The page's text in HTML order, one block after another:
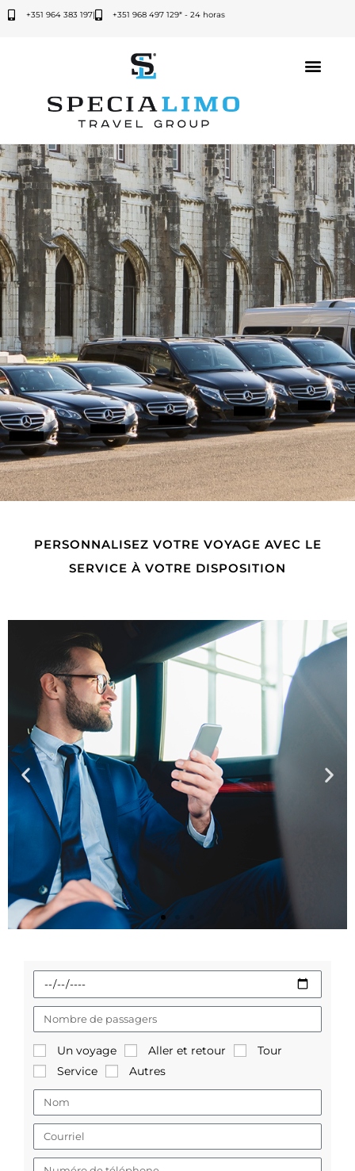
+351 964 383 197| +351 968 497 129* - 24 horas
Service de
voiture
disponible
Location de voiture, un van ou un
minibus pour un service de transfert à
Lisbonne
PERSONNALISEZ VOTRE VOYAGE AVEC LE
SERVICE À VOTRE DISPOSITION
Un voyage Aller et retour
Tour
Service
Autres